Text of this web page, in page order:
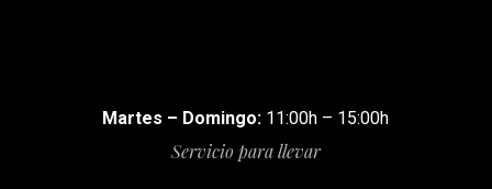
Martes – Domingo: 11:00h – 15:00h
Servicio para llevar